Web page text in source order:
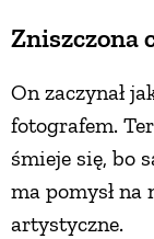
Zniszczona
On zaczynał
fotografem.
śmieje się, bo
ma pomysł
artystyczne.